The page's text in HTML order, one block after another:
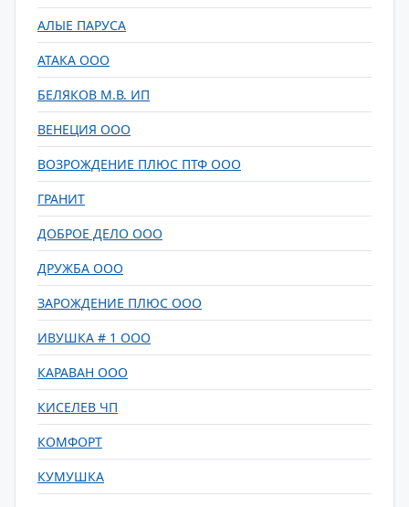
АЛЫЕ ПАРУСА
АТАКА ООО
БЕЛЯКОВ М.В. ИП
ВЕНЕЦИЯ ООО
ВОЗРОЖДЕНИЕ ПЛЮС ПТФ ООО
ГРАНИТ
ДОБРОЕ ДЕЛО ООО
ДРУЖБА ООО
ЗАРОЖДЕНИЕ ПЛЮС ООО
ИВУШКА # 1 ООО
КАРАВАН ООО
КИСЕЛЕВ ЧП
КОМФОРТ
КУМУШКА